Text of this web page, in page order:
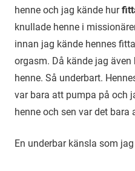
henne och jag kände hur
knullade henne i
innan jag kände hennes
orgasm. Då kände jag
henne. Så underbart.
var bara att pumpa på och
henne och sen var det
En underbar känsla som